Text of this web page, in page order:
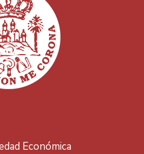
Económica